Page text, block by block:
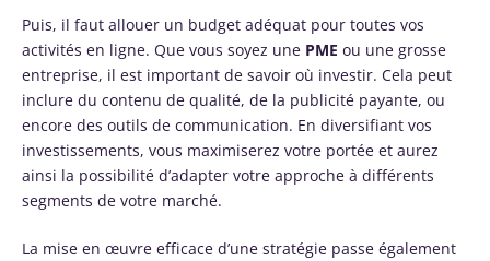
Puis, il faut allouer un budget adéquat pour toutes vos
activités en ligne. Que vous soyez une PME ou une grosse
entreprise, il est important de savoir où investir. Cela peut
inclure du contenu de qualité, de la publicité payante, ou
encore des outils de communication. En diversifiant vos
investissements, vous maximiserez votre portée et aurez
ainsi la possibilité d’adapter votre approche à différents
segments de votre marché.
La mise en œuvre efficace d’une stratégie passe également